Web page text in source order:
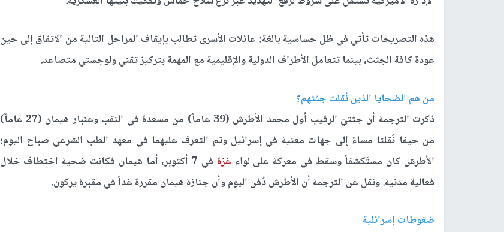
هذه التصريحات تأتي في ظل حساسية بالغة: عائلات الأسرى تطالب بإيقاف المراحل التالية من الاتفاق إلى حين
عودة كافة الجثث، بينما تتعامل الأطراف الدولية والإقليمية مع المهمة بتركيز تقني ولوجستي متصاعد.
من هم الضحايا الذين نُقلت جثثهم؟
ذكرت الترجمة أن جثتيّ الرقيب أول محمد الأطرش (39 عاماً) من مسعدة في النقب وعنبار هيمان (27 عاماً)
من حيفا نُقلتا مساءً إلى جهات معنية في إسرائيل وتم التعرف عليهما في معهد الطب الشرعي صباح اليوم؛
الأطرش كان مستَكشفاً وسقط في معركة على لواء غزة
في 7 أكتوبر، أما هيمان فكانت ضحية اختطاف خلال
فعالية مدنية. ونقل عن الترجمة أن الأطرش دُفن اليوم وأن جنازة هيمان مقررة غداً في مقبرة يركون.
ضغوطات إسرائلية